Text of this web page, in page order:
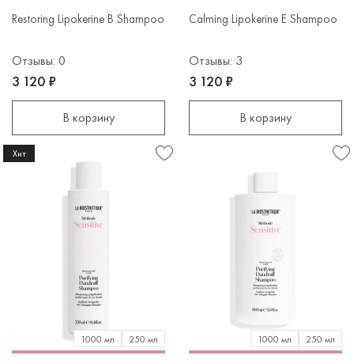
Restoring Lipokerine B Shampoo
Отзывы: 0
3 120 ₽
В корзину
Calming Lipokerine E Shampoo
Отзывы: 3
3 120 ₽
В корзину
Хит
1000 мл 250 мл 1000 мл 250 мл